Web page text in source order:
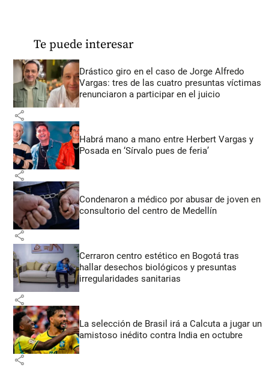
Te puede interesar
Drástico giro en el caso de Jorge Alfredo
Vargas: tres de las cuatro presuntas víctimas
renunciaron a participar en el juicio
share
Habrá mano a mano entre Herbert Vargas y
Posada en ‘Sírvalo pues de feria’
share
Condenaron a médico por abusar de joven en
consultorio del centro de Medellín
share
Cerraron centro estético en Bogotá tras
hallar desechos biológicos y presuntas
irregularidades sanitarias
share
La selección de Brasil irá a Calcuta a jugar un
amistoso inédito contra India en octubre
share